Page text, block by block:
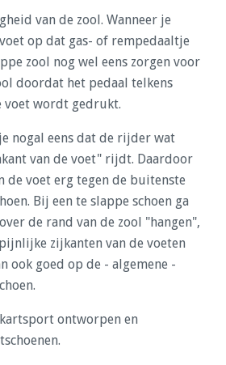
van de zool. Wanneer je
op dat gas- of rempedaaltje
zool nog wel eens zorgen voor
doordat het pedaal telkens
voet wordt gedrukt.
nogal eens dat de rijder wat
van de voet" rijdt. Daardoor
de voet erg tegen de buitenste
Bij een te slappe schoen ga
de rand van de zool "hangen",
zijkanten van de voeten
ook goed op de - algemene -
ontworpen en